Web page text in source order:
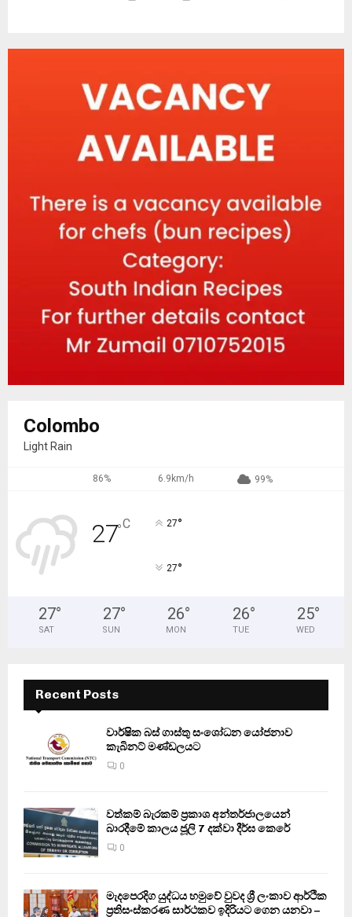
Colombo
Light Rain
86% 6.9km/h 99%
27°C 27°
27°
27°
SAT
27°
SUN
26°
MON
26°
TUE
25°
WED
Recent Posts
වාර්ෂික බස් ගාස්තු සංශෝධන යෝජනාව
කැබිනට් මණ්ඩලයට
0
වත්කම් බැරකම් ප්‍රකාශ අන්තර්ජාලයෙන්
බාරදීමේ කාලය ජූලි 7 දක්වා දීර්ඝ කෙරේ
0
මැදපෙරදිග යුද්ධය හමුවේ වුවද ශ්‍රී ලංකාව ආර්ථික
ප්‍රතිසංස්කරණ සාර්ථකව ඉදිරියට ගෙන යනවා –